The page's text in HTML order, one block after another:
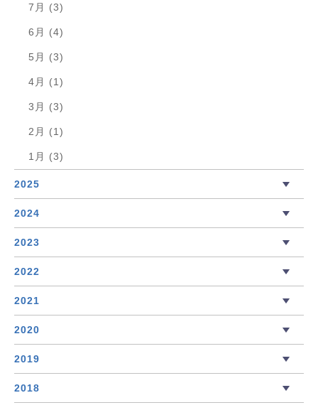
7月 (3)
6月 (4)
5月 (3)
4月 (1)
3月 (3)
2月 (1)
1月 (3)
2025
2024
2023
2022
2021
2020
2019
2018